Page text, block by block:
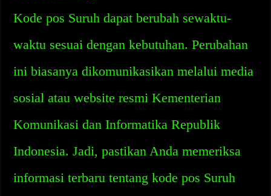
Kode pos Suruh dapat berubah sewaktu-
waktu sesuai dengan kebutuhan. Perubahan
ini biasanya dikomunikasikan melalui media
sosial atau website resmi Kementerian
Komunikasi dan Informatika Republik
Indonesia. Jadi, pastikan Anda memeriksa
informasi terbaru tentang kode pos Suruh